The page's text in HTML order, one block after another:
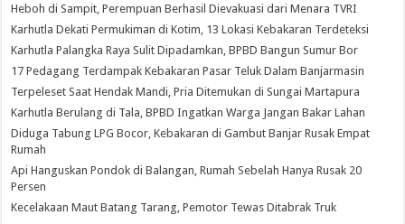
Heboh di Sampit, Perempuan Berhasil Dievakuasi dari Menara TVRI
Karhutla Dekati Permukiman di Kotim, 13 Lokasi Kebakaran Terdeteksi
Karhutla Palangka Raya Sulit Dipadamkan, BPBD Bangun Sumur Bor
17 Pedagang Terdampak Kebakaran Pasar Teluk Dalam Banjarmasin
Terpeleset Saat Hendak Mandi, Pria Ditemukan di Sungai Martapura
Karhutla Berulang di Tala, BPBD Ingatkan Warga Jangan Bakar Lahan
Diduga Tabung LPG Bocor, Kebakaran di Gambut Banjar Rusak Empat
Rumah
Api Hanguskan Pondok di Balangan, Rumah Sebelah Hanya Rusak 20
Persen
Kecelakaan Maut Batang Tarang, Pemotor Tewas Ditabrak Truk